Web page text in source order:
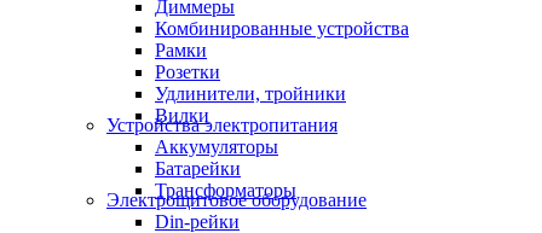
Диммеры
Комбинированные устройства
Рамки
Розетки
Удлинители, тройники
Вилки
Устройства электропитания
Аккумуляторы
Батарейки
Трансформаторы
Электрощитовое оборудование
Din-рейки